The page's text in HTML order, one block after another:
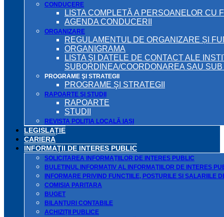
CONDUCERE
LISTA COMPLETĂ A PERSOANELOR CU
AGENDA CONDUCERII
ORGANIZARE
REGULAMENTUL DE ORGANIZARE ȘI
ORGANIGRAMA
LISTA ŞI DATELE DE CONTACT ALE
SUBORDINEA/COORDONAREA SAU
PROGRAME ŞI STRATEGII
PROGRAME ŞI STRATEGII
RAPOARTE ŞI STUDII
RAPOARTE
STUDII
REVISTA POLIȚIA LOCALĂ IAȘI
LEGISLAȚIE
CARIERA
INFORMAŢII DE INTERES PUBLIC
SOLICITAREA INFORMAŢIILOR DE INTERES PUBLIC
BULETINUL INFORMATIV AL INFORMAŢIILOR DE INTERES
INFORMARE PRIVIND FUNCTIILE, POSTURILE SI
COMISIA PARITARA
BUGET
BILANŢURI CONTABILE
ACHIZIȚII PUBLICE